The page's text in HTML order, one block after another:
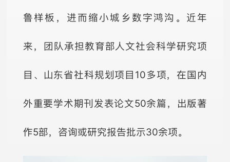
鲁样板，进而缩小城乡数字鸿沟。近年
来，团队承担教育部人文社会科学研究项
目、山东省社科规划项目10多项，在国内
外重要学术期刊发表论文50余篇，出版著
作5部，咨询或研究报告批示30余项。